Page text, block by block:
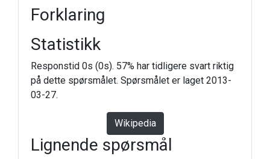
Forklaring
Statistikk
Responstid 0s (0s). 57% har tidligere svart riktig
på dette spørsmålet. Spørsmålet er laget 2013-
03-27.
Wikipedia
Lignende spørsmål